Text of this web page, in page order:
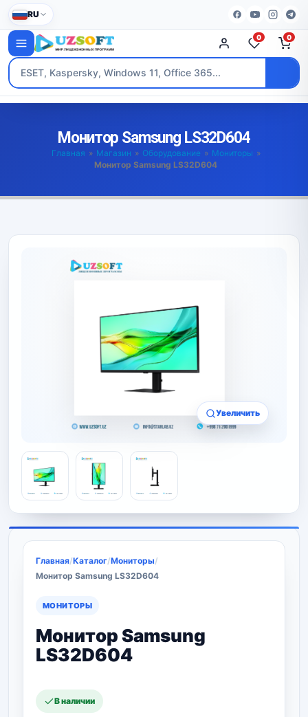
RU
0 0
Монитор Samsung LS32D604
Главная » Магазин » Оборудование » Мониторы »
Монитор Samsung LS32D604
Увеличить
Главная/Каталог/Мониторы/
Монитор Samsung LS32D604
МОНИТОРЫ
Монитор Samsung
LS32D604
В наличии